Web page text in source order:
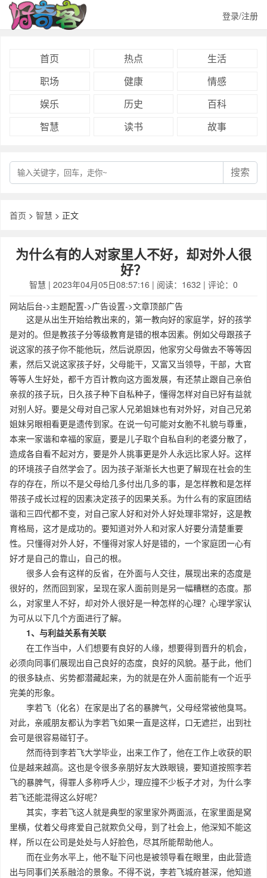
登录/注册
首页 热点
生活
职场
健康
情感
娱乐
历史
百科
智慧
读书 故事
搜索
首页 > 智慧 > 正文
为什么有的人对家里人不好，却对外人很
好？
智慧 | 2023年04月05日08:57:16 | 阅读：1632 | 评论：0
网站后台->主题配置->广告设置->文章顶部广告
这是从出生开始给教出来的，第一教向好的家庭学，好的孩学
是对的。但是教孩子分等级教育是错的根本因素。例如父母跟孩子
说这家的孩子你不能他玩，然后说原因，他家穷父母做去不等等因
素，然后又说这家孩子好，父母能干，又富又当领导，干部，大官
等等人生好处，都千方百计教向这方面发展，有还禁止跟自己亲伯
亲叔的孩子玩，日久孩子种下自私种子，懂得怎样对自已好有益就
对别人好。要是父母对自己家人兄弟姐妹也有对外好，对自己兄弟
姐妹另眼相看更是遗传到家。在说一句可能对女胞不礼貌与尊重，
本来一家谐和幸福的家庭，要是儿子取个自私自利的老婆分散了，
造成各自看不起对方，要是外人挑事更是外人永远比家人好。这样
的环境孩子自然学会了。因为孩子渐渐长大也更了解现在社会的生
存的存在，所以不是父母给几多付出几多的事，是怎样教和是怎样
带孩子成长过程的因素决定孩子的因果关系。为什么有的家庭团结
谐和三四代都不变，对自己家人好和对外人好处理非常好，这是教
育格局，这才是成功的。要知道对外人和对家人好要分清楚重要
性。只懂得对外人好，不懂得对家人好是错的，一个家庭团一心有
好才是自己的靠山，自己的根。
很多人会有这样的反省，在外面与人交往，展现出来的态度是
很好的，然而回到家，呈现在家人面前则是另一幅糟糕的态度。那
么，对家里人不好，却对外人很好是一种怎样的心理？心理学家认
为可从以下几个方面进行了解。
1、与利益关系有关联
在工作当中，人们想要有良好的人缘，想要得到晋升的机会，
必须向同事们展现出自己良好的态度，良好的风貌。基于此，他们
的很多缺点、劣势都潜藏起来，为的就是在外人面前能有一个近乎
完美的形象。
李若飞（化名）在家是出了名的暴脾气，父母经常被他臭骂。
对此，亲戚朋友都认为李若飞如果一直是这样，口无遮拦，出到社
会可是很容易碰钉子。
然而待到李若飞大学毕业，出来工作了，他在工作上收获的职
位是越来越高。这也是令很多亲朋好友大跌眼镜，要知道按照李若
飞的暴脾气，得罪人多称呼人少，理应撞不少板子才对，为什么李
若飞还能混得这么好呢？
其实，李若飞这人就是典型的家里家外两面派，在家里面是窝
里横，仗着父母疼爱自己就欺负父母，到了社会上，他深知不能这
样，所以在公司是处处与人好脸色，尽其所能帮助他人。
而在业务水平上，他不耻下问也是被领导看在眼里，由此营造
出与同事们关系融洽的景象。不得不说，李若飞城府甚深，他知道